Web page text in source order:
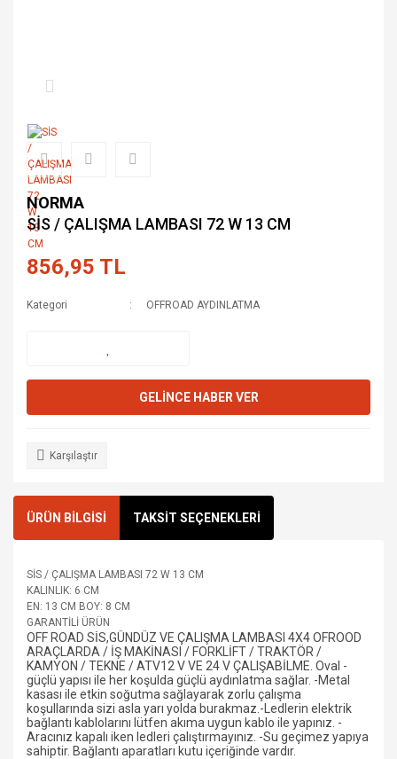
NORMA
SİS / ÇALIŞMA LAMBASI 72 W 13 CM
856,95 TL
Kategori OFFROAD AYDINLATMA
GELİNCE HABER VER
Karşılaştır
ÜRÜN BİLGİSİ TAKSİT SEÇENEKLERİ
SİS / ÇALIŞMA LAMBASI 72 W 13 CM
KALINLIK: 6 CM
EN: 13 CM BOY: 8 CM
GARANTİLİ ÜRÜN
OFF ROAD SİS,GÜNDÜZ VE ÇALIŞMA LAMBASI 4X4 OFROOD
ARAÇLARDA / İŞ MAKİNASI / FORKLİFT / TRAKTÖR /
KAMYON / TEKNE / ATV12 V VE 24 V ÇALIŞABİLME. Oval -
güçlü yapısı ile her koşulda güçlü aydınlatma sağlar. -Metal
kasası ile etkin soğutma sağlayarak zorlu çalışma
koşullarında sizi asla yarı yolda burakmaz.-Ledlerin elektrik
bağlantı kablolarını lütfen akıma uygun kablo ile yapınız. -
Aracınız kapalı iken ledleri çalıştırmayınız. -Su geçimez yapıya
sahiptir. Bağlantı aparatları kutu içeriğinde vardır.